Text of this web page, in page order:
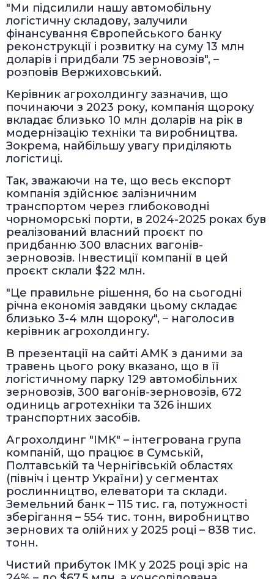
"Ми підсилили нашу автомобільну
логістичну складову, залучили
фінансування Європейського банку
реконструкції і розвитку на суму 13 млн
доларів і придбали 75 зерновозів", –
розповів Вержиховський.
Керівник агрохолдингу зазначив, що
починаючи з 2023 року, компанія щороку
вкладає близько 10 млн доларів на рік в
модернізацію техніки та виробництва.
Зокрема, найбільшу увагу приділяють
логістиці.
Так, зважаючи на те, що весь експорт
компанія здійснює залізничним
транспортом через глибоководні
чорноморські порти, в 2024-2025 роках був
реалізований власний проєкт по
придбанню 300 власних вагонів-
зерновозів. Інвестиції компанії в цей
проєкт склали $22 млн.
"Це правильне рішення, бо на сьогодні
річна економія завдяки цьому складає
близько 3-4 млн щороку", – наголосив
керівник агрохолдингу.
В презентації на сайті АМК з даними за
травень цього року вказано, що в її
логістичному парку 129 автомобільних
зерновозів, 300 вагонів-зерновозів, 672
одиниць агротехніки та 326 інших
транспортних засобів.
Агрохолдинг "ІМК" – інтегрована група
компаній, що працює в Сумській,
Полтавській та Чернігівській областях
(північ і центр України) у сегментах
рослинництво, елеватори та склади.
Земельний банк – 115 тис. га, потужності
зберігання – 554 тис. тонн, виробництво
зернових та олійних у 2025 році – 838 тис.
тонн.
Чистий прибуток ІМК у 2025 році зріс на